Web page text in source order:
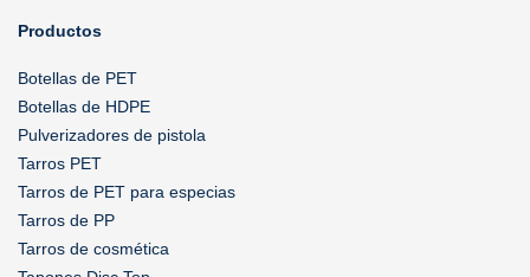
Productos
Botellas de PET
Botellas de HDPE
Pulverizadores de pistola
Tarros PET
Tarros de PET para especias
Tarros de PP
Tarros de cosmética